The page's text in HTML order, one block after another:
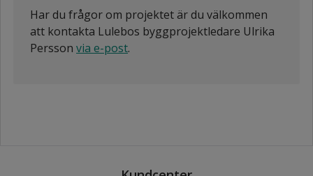
Har du frågor om projektet är du välkommen
att kontakta Lulebos byggprojektledare Ulrika
Persson via e-post.